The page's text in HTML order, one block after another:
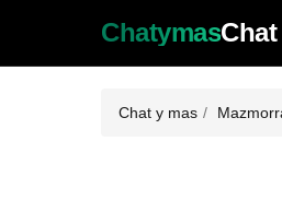
ChatymasChat
Chat y mas